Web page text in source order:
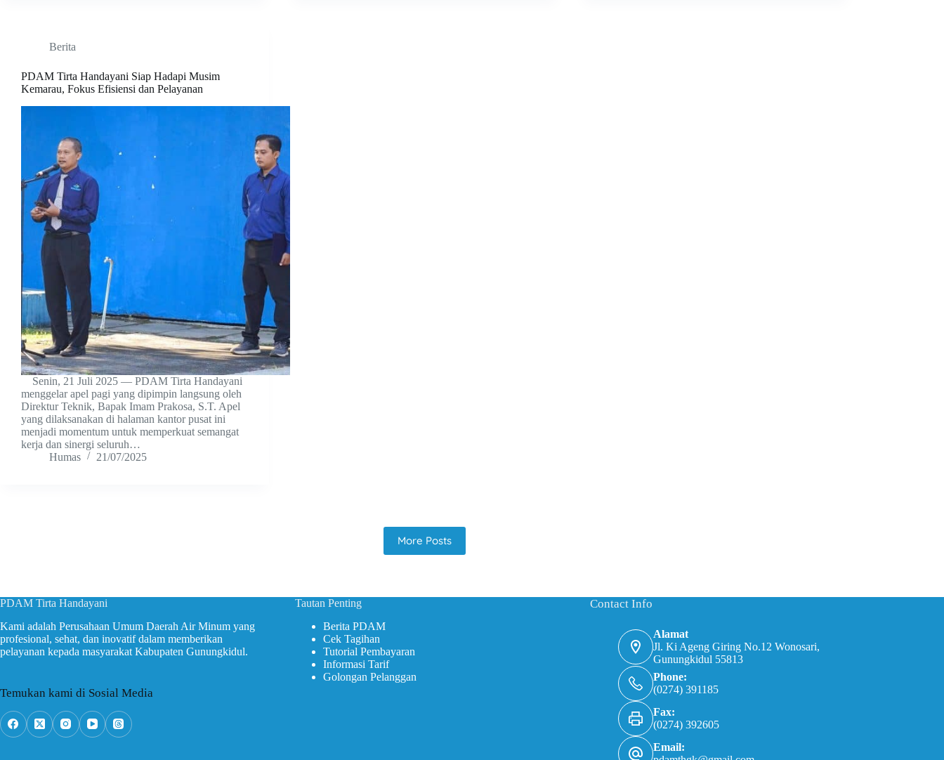
Berita
PDAM Tirta Handayani Siap Hadapi Musim
Kemarau, Fokus Efisiensi dan Pelayanan
Senin, 21 Juli 2025 — PDAM Tirta Handayani
menggelar apel pagi yang dipimpin langsung oleh
Direktur Teknik, Bapak Imam Prakosa, S.T. Apel
yang dilaksanakan di halaman kantor pusat ini
menjadi momentum untuk memperkuat semangat
kerja dan sinergi seluruh…
Humas
21/07/2025
More Posts
PDAM Tirta Handayani
Kami adalah Perusahaan Umum Daerah Air Minum yang
profesional, sehat, dan inovatif dalam memberikan
pelayanan kepada masyarakat Kabupaten Gunungkidul.
Temukan kami di Sosial Media
Tautan Penting
Berita PDAM
Cek Tagihan
Tutorial Pembayaran
Informasi Tarif
Golongan Pelanggan
Contact Info
Alamat
Jl. Ki Ageng Giring No.12 Wonosari,
Gunungkidul 55813
Phone:
(0274) 391185
Fax:
(0274) 392605
Email: